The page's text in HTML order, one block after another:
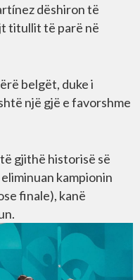
dëshiron të
titullit të parë në
belgët, duke i
një gjë e favorshme
gjithë historisë së
kampionin
finale), kanë